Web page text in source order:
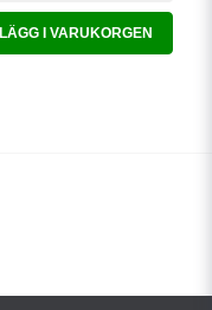
LÄGG I VARUKORGEN